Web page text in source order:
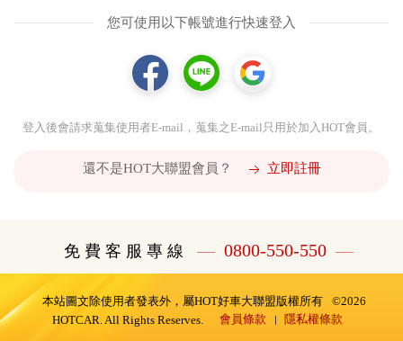
您可使用以下帳號進行快速登入
登入後會請求蒐集使用者E-mail，蒐集之E-mail只用於加入HOT會員。
還不是HOT大聯盟會員？ 立即註冊
免 費 客 服 專 線 0800-550-550
本站圖文除使用者發表外，屬HOT好車大聯盟版權所有
©2026
HOTCAR. All Rights Reserves.
會員條款 隱私權條款